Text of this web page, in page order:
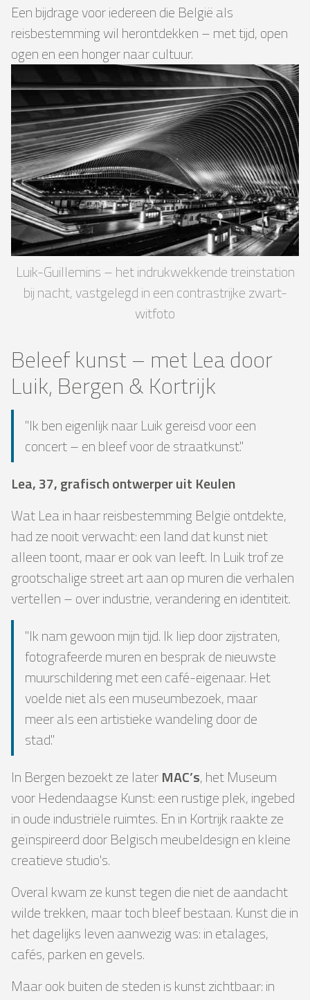
Een bijdrage voor iedereen die België als
reisbestemming wil herontdekken – met tijd, open
ogen en een honger naar cultuur.
Luik-Guillemins – het indrukwekkende treinstation
bij nacht, vastgelegd in een contrastrijke zwart-
witfoto
Beleef kunst – met Lea door
Luik, Bergen & Kortrijk
"Ik ben eigenlijk naar Luik gereisd voor een
concert – en bleef voor de straatkunst."
Lea, 37, grafisch ontwerper uit Keulen
Wat Lea in haar reisbestemming België ontdekte,
had ze nooit verwacht: een land dat kunst niet
alleen toont, maar er ook van leeft. In Luik trof ze
grootschalige street art aan op muren die verhalen
vertellen – over industrie, verandering en identiteit.
"Ik nam gewoon mijn tijd. Ik liep door zijstraten,
fotografeerde muren en besprak de nieuwste
muurschildering met een café-eigenaar. Het
voelde niet als een museumbezoek, maar
meer als een artistieke wandeling door de
stad."
In Bergen bezoekt ze laterMAC’s, het Museum
voor Hedendaagse Kunst: een rustige plek, ingebed
in oude industriële ruimtes. En in Kortrijk raakte ze
geïnspireerd door Belgisch meubeldesign en kleine
creatieve studio's.
Overal kwam ze kunst tegen die niet de aandacht
wilde trekken, maar toch bleef bestaan. Kunst die in
het dagelijks leven aanwezig was: in etalages,
cafés, parken en gevels.
Maar ook buiten de steden is kunst zichtbaar: in